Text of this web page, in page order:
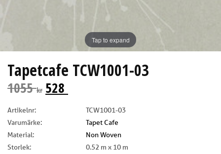
Tap to expand
Tapetcafe TCW1001-03
1055kr 528
Artikelnr:
TCW1001-03
Varumärke:
Tapet Cafe
Material:
Non Woven
Storlek:
0.52 m x 10 m